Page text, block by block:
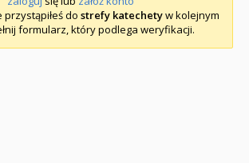
przystąpiłeś do strefy katechetyw kolejnym
formularz, który podlega weryfikacji.